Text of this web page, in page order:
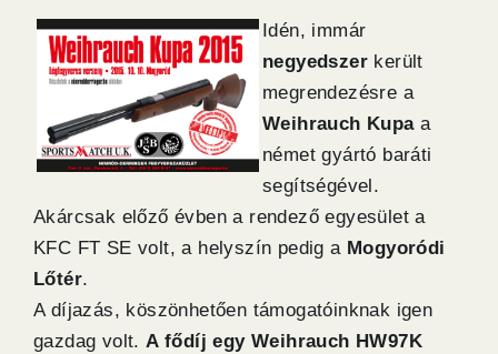
Idén, immár
negyedszer került
megrendezésre a
Weihrauch Kupaa
német gyártó baráti
segítségével.
Akárcsak előző évben a rendező egyesület a
KFC FT SE volt, a helyszín pedig a Mogyoródi
Lőtér.
A díjazás, köszönhetően támogatóinknak igen
gazdag volt.A fődíj egy Weihrauch HW97K